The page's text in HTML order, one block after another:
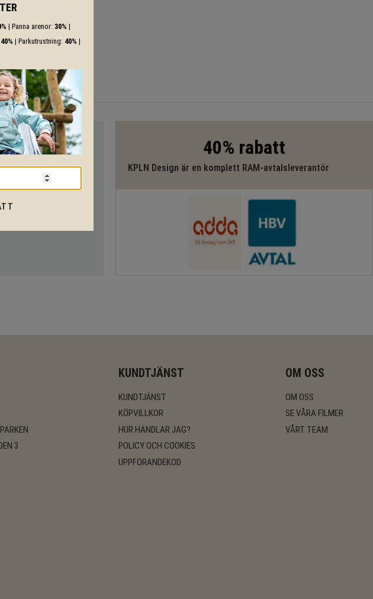
VÄGEN!
till säkerhet och
hela projektet.
maila oss
40% rabatt
KPLN Design är en komplett RAM-avtalsleverantör
3
KUNDTJÄNST
KUNDTJÄNST
KÖPVILLKOR
HUR HANDLAR JAG?
POLICY OCH COOKIES
UPPFÖRANDEKOD
OM OSS
OM OSS
SE VÅRA FILMER
VÅRT TEAM
| Panna arenor: 30% |
40% | Parkutrustning: 40% |